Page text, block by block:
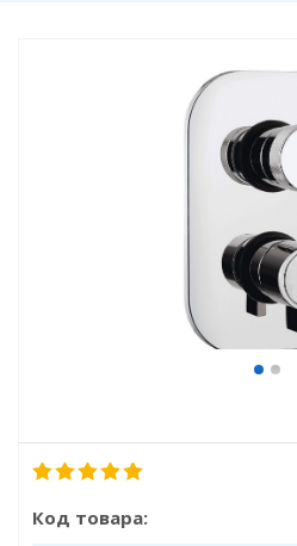
Код товара: